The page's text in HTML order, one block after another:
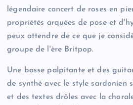
légendaire concert de roses en
propriétés arquées de pose et
peux attendre de ce que je
groupe de l'ère Britpop.
Une basse palpitante et des
de synthé avec le style sardonien
et des textes drôles avec la